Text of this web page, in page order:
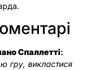
Спаллетті:
гру, викластися